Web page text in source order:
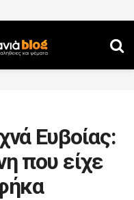
Ευβοίας:
που είχε